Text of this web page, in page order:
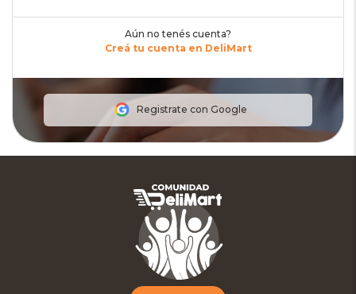
Aún no tenés cuenta?
Creá tu cuenta en DeliMart
Registrate con Google